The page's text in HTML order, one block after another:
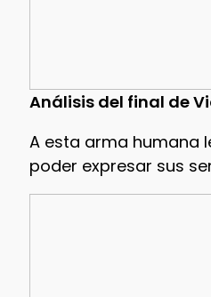
Análisis del final de
A esta arma humana
poder expresar sus